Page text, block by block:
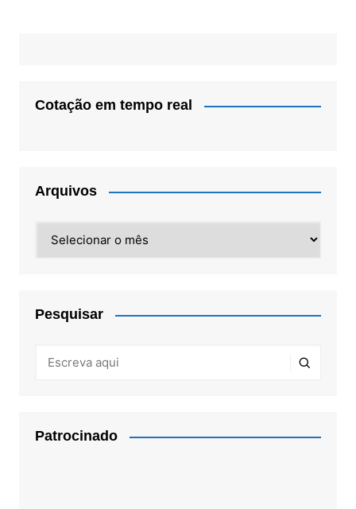
Cotação em tempo real
Arquivos
Pesquisar
Patrocinado